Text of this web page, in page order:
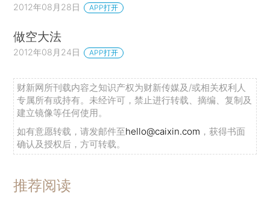
2012年08月28日 APP打开
做空大法
2012年08月24日 APP打开
财新网所刊载内容之知识产权为财新传媒及/或相关权利人
专属所有或持有。未经许可，禁止进行转载、摘编、复制及
建立镜像等任何使用。
如有意愿转载，请发邮件至hello@caixin.com ，获得书面
确认及授权后，方可转载。
推荐阅读